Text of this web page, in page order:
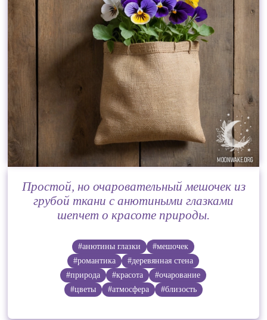
Простой, но очаровательный мешочек из
грубой ткани с анютиными глазками
шепчет о красоте природы.
#анютины глазки
#мешочек
#романтика
#деревянная стена
#природа
#красота
#очарование
#цветы
#атмосфера #близость